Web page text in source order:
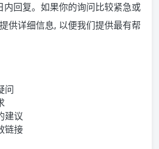
回复。如果你的询问比较紧急或
供详细信息, 以便我们提供最有帮
问
建议
链接